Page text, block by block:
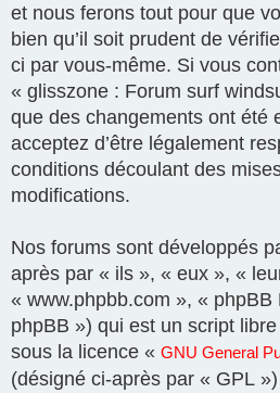
et nous ferons tout pour que
bien qu’il soit prudent de
ci par vous-même. Si vous
« glisszone : Forum surf
que des changements ont été
acceptez d’être légalement
conditions découlant des
modifications.
Nos forums sont développés
après par « ils », « eux », «
« www.phpbb.com », «
phpBB ») qui est un script
sous la licence « GNU General
(désigné ci-après par « GPL